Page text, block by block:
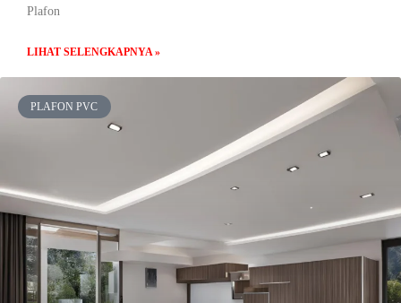
Plafon
LIHAT SELENGKAPNYA »
PLAFON PVC